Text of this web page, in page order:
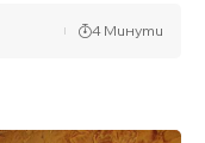
4 Минути